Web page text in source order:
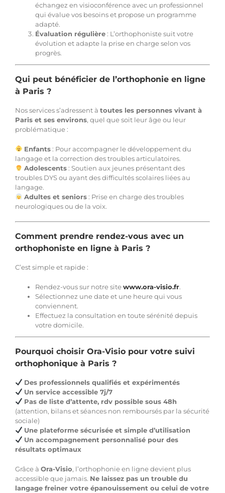
échangez en visioconférence avec un professionnel
qui évalue vos besoins et propose un programme
adapté.
Évaluation régulière: L’orthophoniste suit votre
évolution et adapte la prise en charge selon vos
progrès.
Qui peut bénéficier de l’orthophonie en ligne
à Paris ?
Nos services s’adressent à toutes les personnes vivant à
Paris et ses environs, quel que soit leur âge ou leur
problématique :
Enfants: Pour accompagner le développement du
langage et la correction des troubles articulatoires.
Adolescents: Soutien aux jeunes présentant des
troubles DYS ou ayant des difficultés scolaires liées au
langage.
Adultes et seniors: Prise en charge des troubles
neurologiques ou de la voix.
Comment prendre rendez-vous avec un
orthophoniste en ligne à Paris ?
C’est simple et rapide :
Rendez-vous sur notre sitewww.ora-visio.fr.
Sélectionnez une date et une heure qui vous
conviennent.
Effectuez la consultation en toute sérénité depuis
votre domicile.
Pourquoi choisir Ora-Visio pour votre suivi
orthophonique à Paris ?
Des professionnels qualifiés et expérimentés
Un service accessible 7j/7
Pas de liste d’attente, rdv possible sous 48h
(attention, bilans et séances non remboursés par la sécurité
sociale)
Une plateforme sécurisée et simple d’utilisation
Un accompagnement personnalisé pour des
résultats optimaux
Grâce à Ora-Visio, l’orthophonie en ligne devient plus
accessible que jamais. Ne laissez pas un trouble du
langage freiner votre épanouissement ou celui de votre